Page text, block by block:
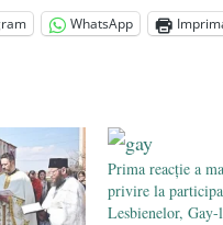
Națiunea - 21 aprilie
efecte. Bustul
WhatsApp
Prima reacție a
privire la
Lesbienelor,